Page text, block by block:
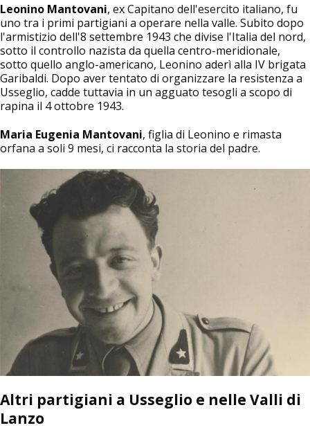
Leonino Mantovani, ex Capitano dell'esercito italiano, fu
uno tra i primi partigiani a operare nella valle. Subito dopo
l'armistizio dell'8 settembre 1943 che divise l'Italia del nord,
sotto il controllo nazista da quella centro-meridionale,
sotto quello anglo-americano, Leonino aderì alla IV brigata
Garibaldi. Dopo aver tentato di organizzare la resistenza a
Usseglio, cadde tuttavia in un agguato tesogli a scopo di
rapina il 4 ottobre 1943.
Maria Eugenia Mantovani, figlia di Leonino e rimasta
orfana a soli 9 mesi, ci racconta la storia del padre.
Altri partigiani a Usseglio e nelle Valli di
Lanzo